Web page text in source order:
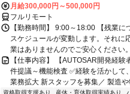
月給300,000円～500,000円
フルリモート
【勤務時間】 9:00～18:00 【残業
スケジュールが変動します。それに
業はありませんのでご安心ください。
【仕事内容】 【AUTOSAR開発経
件提議～機能検査 ✅経験を活かして
業務拡大 新スタッフを募集／ 製造や
資格取得支援あり 産休・育休取得実績あり